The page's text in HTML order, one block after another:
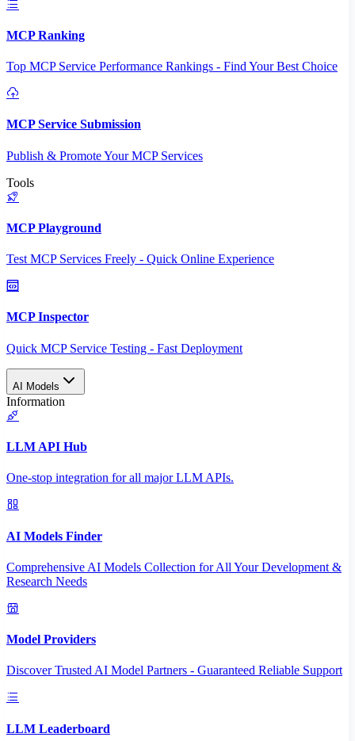
MCP Ranking
Top MCP Service Performance Rankings - Find Your Best Choice
MCP Service Submission
Publish & Promote Your MCP Services
Tools
MCP Playground
Test MCP Services Freely - Quick Online Experience
MCP Inspector
Quick MCP Service Testing - Fast Deployment
AI Models
Information
LLM API Hub
One-stop integration for all major LLM APIs.
AI Models Finder
Comprehensive AI Models Collection for All Your Development &
Research Needs
Model Providers
Discover Trusted AI Model Partners - Guaranteed Reliable Support
LLM Leaderboard